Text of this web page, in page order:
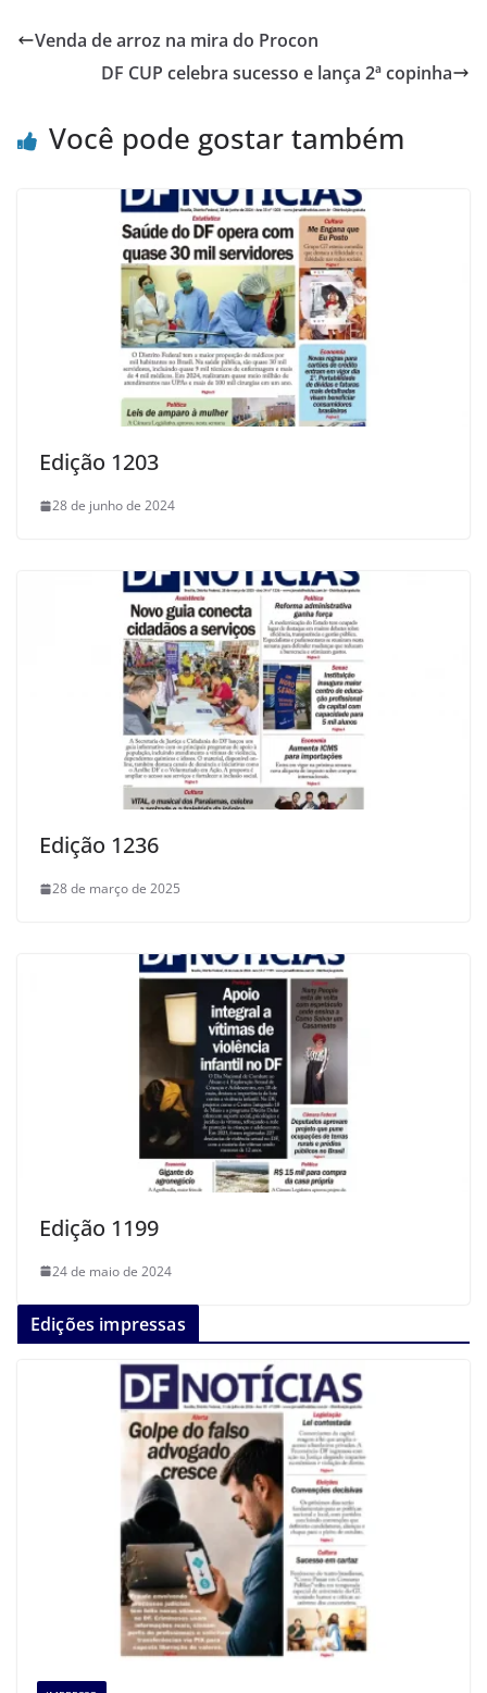
Venda de arroz na mira do Procon
DF CUP celebra sucesso e lança 2ª copinha
Você pode gostar também
Edição 1203
28 de junho de 2024
Edição 1236
28 de março de 2025
Edição 1199
24 de maio de 2024
Edições impressas